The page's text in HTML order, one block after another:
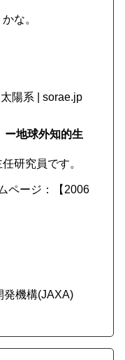
な。
陽系 | sorae.jp
ー地球外知的生
研究員です。
ページ：【2006
発機構(JAXA)